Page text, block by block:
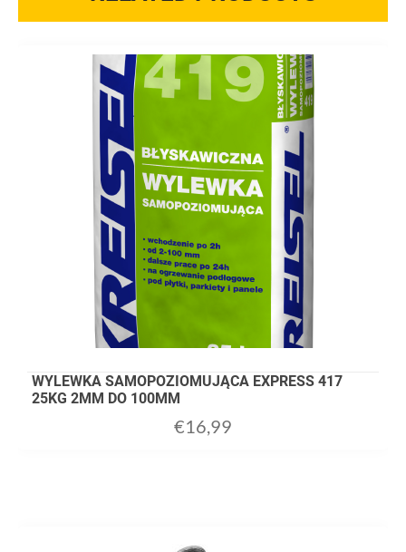
WYLEWKA SAMOPOZIOMUJĄCA EXPRESS 417
25KG 2MM DO 100MM
€16,99